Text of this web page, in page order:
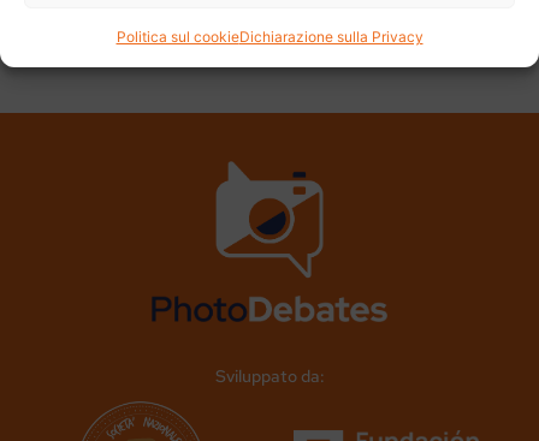
Politica sul cookieDichiarazione sulla Privacy
Sviluppato da: